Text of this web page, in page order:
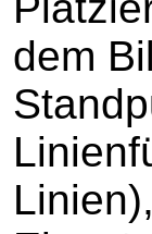
dem